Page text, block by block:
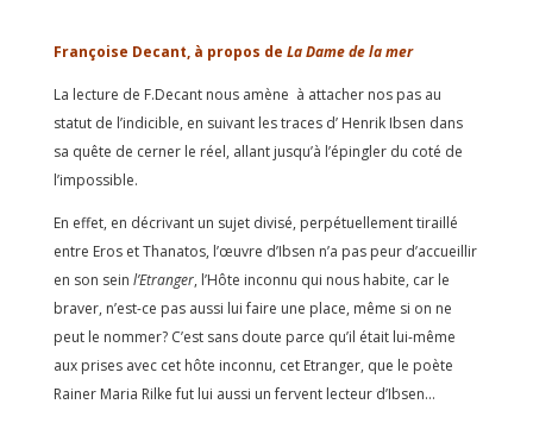
Françoise Decant, à propos de La Dame de la mer
La lecture de F.Decant nous amène à attacher nos pas au
statut de l’indicible, en suivant les traces d’ Henrik Ibsen dans
sa quête de cerner le réel, allant jusqu’à l’épingler du coté de
l’impossible.
En effet, en décrivant un sujet divisé, perpétuellement tiraillé
entre Eros et Thanatos, l’œuvre d’Ibsen n’a pas peur d’accueillir
en son sein l’Etranger, l’Hôte inconnu qui nous habite, car le
braver, n’est-ce pas aussi lui faire une place, même si on ne
peut le nommer? C’est sans doute parce qu’il était lui-même
aux prises avec cet hôte inconnu, cet Etranger, que le poète
Rainer Maria Rilke fut lui aussi un fervent lecteur d’Ibsen…